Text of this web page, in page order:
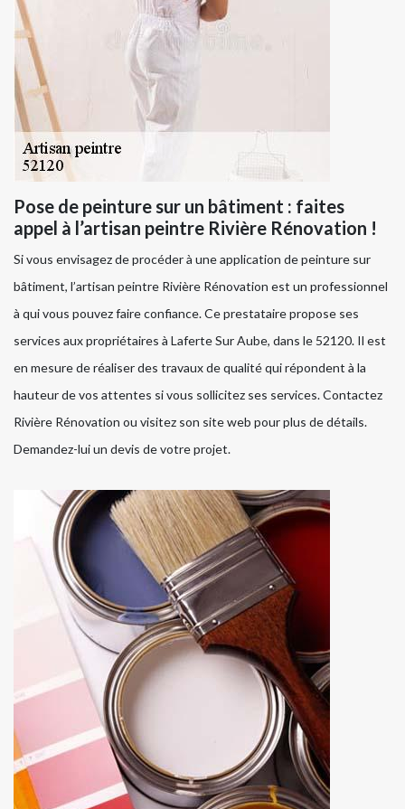
Pose de peinture sur un bâtiment : faites
appel à l’artisan peintre Rivière Rénovation !
Si vous envisagez de procéder à une application de peinture sur
bâtiment, l’artisan peintre Rivière Rénovation est un professionnel
à qui vous pouvez faire confiance. Ce prestataire propose ses
services aux propriétaires à Laferte Sur Aube, dans le 52120. Il est
en mesure de réaliser des travaux de qualité qui répondent à la
hauteur de vos attentes si vous sollicitez ses services. Contactez
Rivière Rénovation ou visitez son site web pour plus de détails.
Demandez-lui un devis de votre projet.